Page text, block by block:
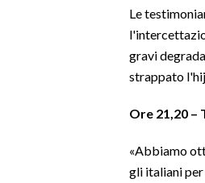
Le
gravi
strappato
Ore 21,20 –
«Abbiamo
gli italiani